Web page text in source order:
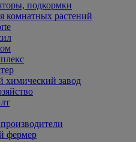
подкормки
комнатных растений
химический завод
фермер